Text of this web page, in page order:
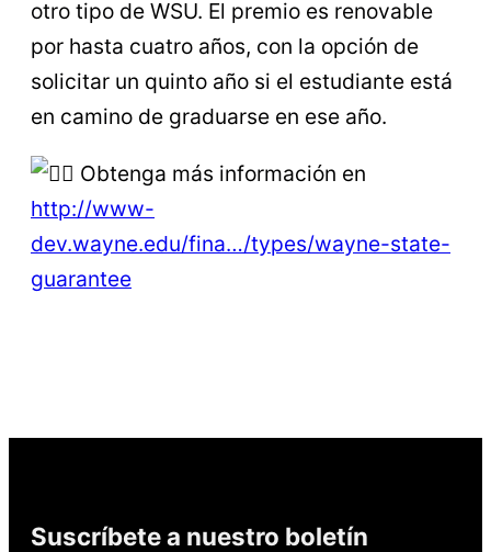
otro tipo de WSU. El premio es renovable
por hasta cuatro años, con la opción de
solicitar un quinto año si el estudiante está
en camino de graduarse en ese año.
Obtenga más información en
http://www-
dev.wayne.edu/fina…/types/wayne-state-
guarantee
Suscríbete a nuestro boletín